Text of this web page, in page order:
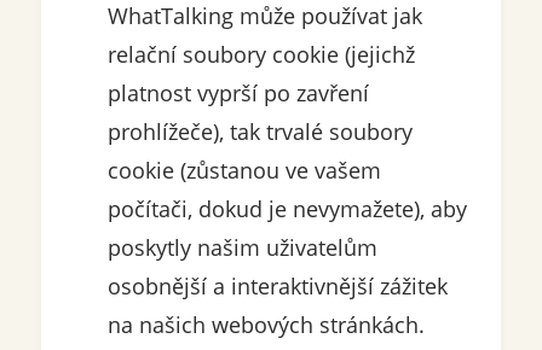
WhatTalking může používat jak
relační soubory cookie (jejichž
platnost vyprší po zavření
prohlížeče), tak trvalé soubory
cookie (zůstanou ve vašem
počítači, dokud je nevymažete), aby
poskytly našim uživatelům
osobnější a interaktivnější zážitek
na našich webových stránkách.